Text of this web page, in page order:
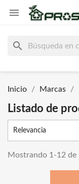

search
Inicio Marcas
Listado de
Relevancia
Mostrando 1-12 de